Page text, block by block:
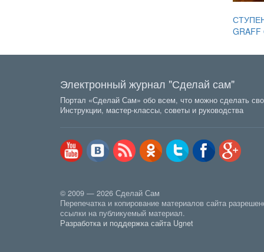
GRAFF
Электронный журнал "Сделай сам"
Портал «Сделай Сам» обо всем, что можно сделать
Инструкции, мастер-классы, советы и руководства
© 2009 — 2026 Сделай Сам
Перепечатка и копирование материалов сайта
ссылки на публикуемый материал.
Разработка и поддержка сайта Ugnet